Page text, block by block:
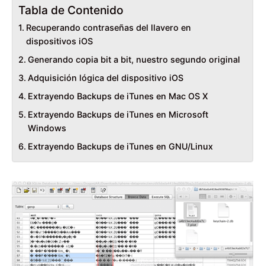
Tabla de Contenido
Recuperando contraseñas del llavero en
dispositivos iOS
Generando copia bit a bit, nuestro segundo original
Adquisición lógica del dispositivo iOS
Extrayendo Backups de iTunes en Mac OS X
Extrayendo Backups de iTunes en Microsoft
Windows
Extrayendo Backups de iTunes en GNU/Linux